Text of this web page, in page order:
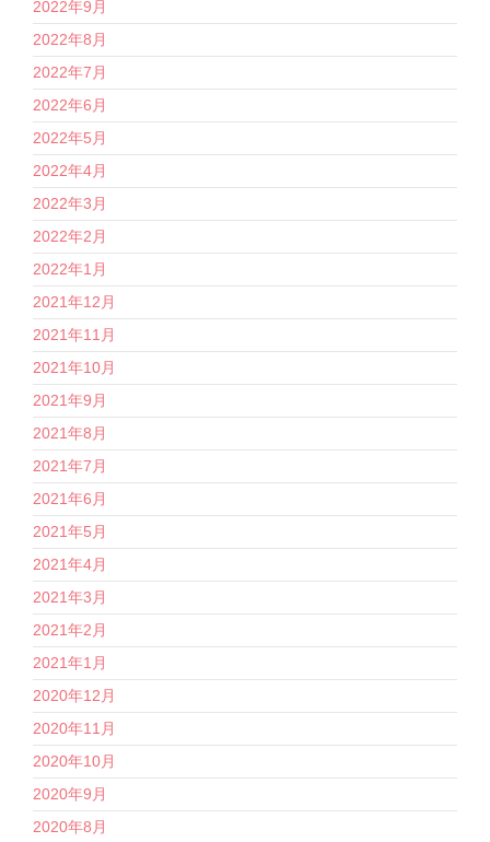
2022年9月
2022年8月
2022年7月
2022年6月
2022年5月
2022年4月
2022年3月
2022年2月
2022年1月
2021年12月
2021年11月
2021年10月
2021年9月
2021年8月
2021年7月
2021年6月
2021年5月
2021年4月
2021年3月
2021年2月
2021年1月
2020年12月
2020年11月
2020年10月
2020年9月
2020年8月